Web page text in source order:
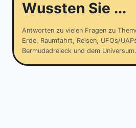
Wussten Sie ...
Antworten zu vielen Fragen zu
Erde, Raumfahrt, Reisen, UFOs/
Bermudadreieck und dem Universum.